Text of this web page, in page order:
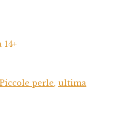
Piccole perle, ultima